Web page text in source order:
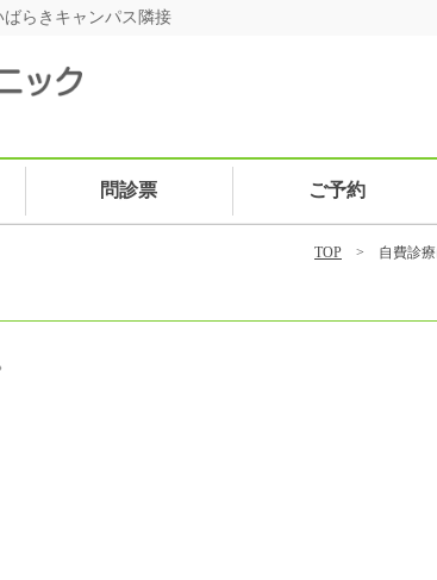
らきキャンパス隣接
問診票 ご予約
TOP > 自費診療